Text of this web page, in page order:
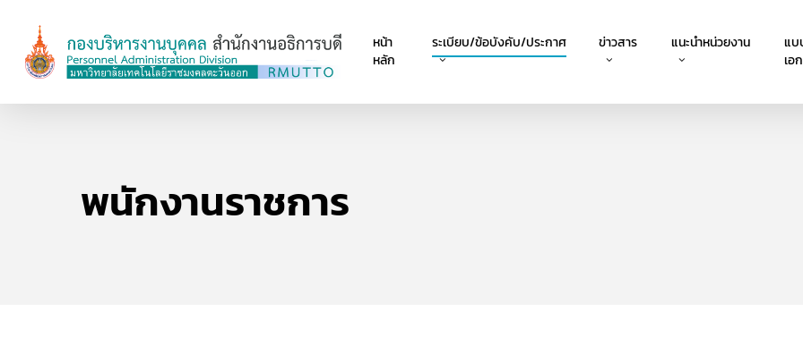
main
content
หน้า
หลัก
ระเบียบ/ข้อบังคับ/ประกาศ ข่าวสาร แนะนำหน่วยงาน
แบ
เอ
พนักงานราชการ